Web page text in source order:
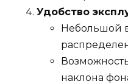
Удобство
Небольшой
наклона